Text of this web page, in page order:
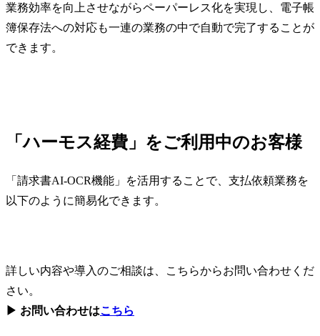
業務効率を向上させながらペーパーレス化を実現し、電子帳
簿保存法への対応も一連の業務の中で自動で完了することが
できます。
「ハーモス経費」をご利用中のお客様
「請求書AI-OCR機能」を活用することで、支払依頼業務を
以下のように簡易化できます。
詳しい内容や導入のご相談は、こちらからお問い合わせくだ
さい。
▶ お問い合わせはこちら